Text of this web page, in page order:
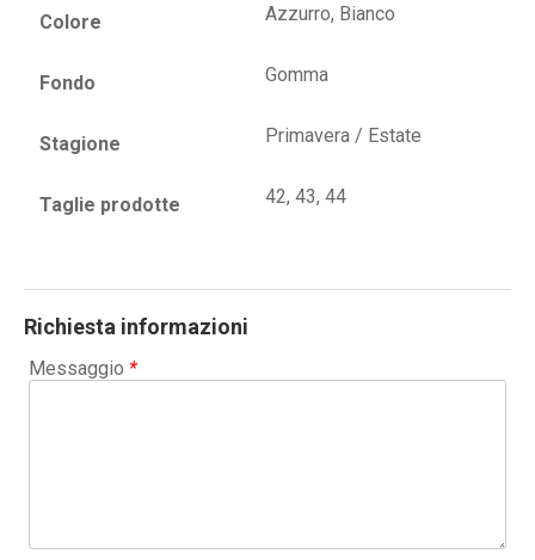
Colore Azzurro, Bianco
Fondo Gomma
Stagione Primavera / Estate
Taglie prodotte 42, 43, 44
Richiesta informazioni
Messaggio *